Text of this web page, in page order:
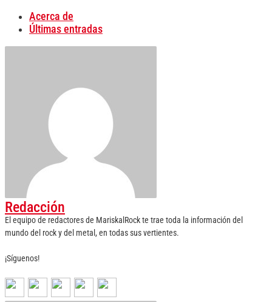
Acerca de
Últimas entradas
Redacción
El equipo de redactores de MariskalRock te trae toda la información del
mundo del rock y del metal, en todas sus vertientes.
¡Síguenos!